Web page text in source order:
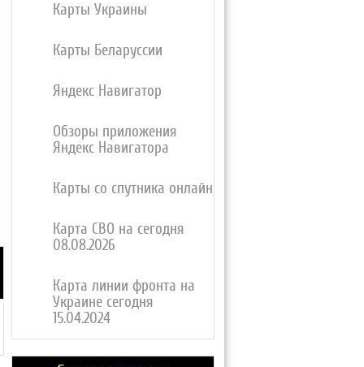
Карты Украины
Карты Беларуссии
Яндекс Навигатор
Обзоры приложения
Яндекс Навигатора
Карты со спутника онлайн
Карта СВО на сегодня
08.08.2026
Карта линии фронта на
Украине сегодня
15.04.2024